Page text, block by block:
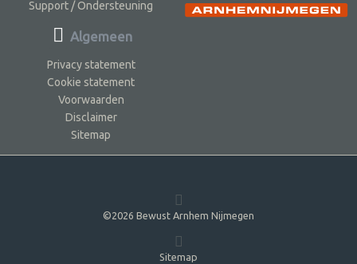
Support / Ondersteuning
Algemeen
Privacy statement
Cookie statement
Voorwaarden
Disclaimer
Sitemap
©2026 Bewust Arnhem Nijmegen
Sitemap